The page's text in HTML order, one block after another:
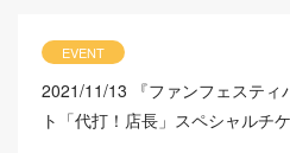
EVENT
2021/11/13
『ファンフェステ
ト「代打！店長」スペシャルチ